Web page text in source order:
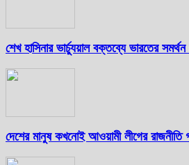
শেখ হাসিনার ভার্চ্যুয়াল বক্তব্যে ভারতের
দেশের মানুষ কখনোই আওয়ামী লীগের রাজনীতি